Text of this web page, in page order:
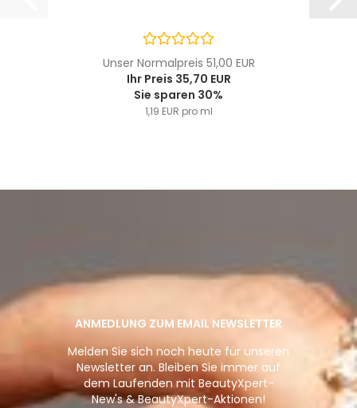
Unser Normalpreis 51,00 EUR
Ihr Preis 35,70 EUR
Sie sparen 30%
1,19 EUR pro ml
ANMEDLUNG ZUM EMAIL NEWSLETTER
Melden Sie sich noch heute für unseren
Newsletter an. Bleiben Sie immer auf
dem Laufenden mit BeautyXpert-
New's & BeautyXpert-Aktionen!